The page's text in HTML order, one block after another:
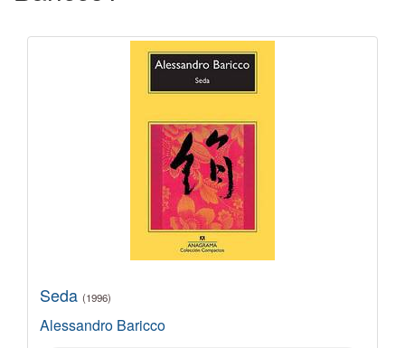
Seda (1996)
Alessandro Baricco